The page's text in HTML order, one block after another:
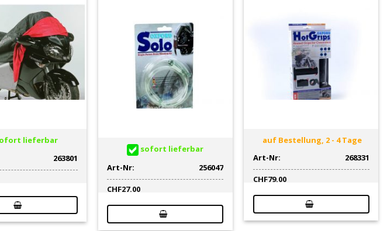
lieferbar
263801
sofort lieferbar
Art-Nr:
256047
CHF27.00
auf Bestellung, 2 - 4 Tage
Art-Nr:
268331
CHF79.00